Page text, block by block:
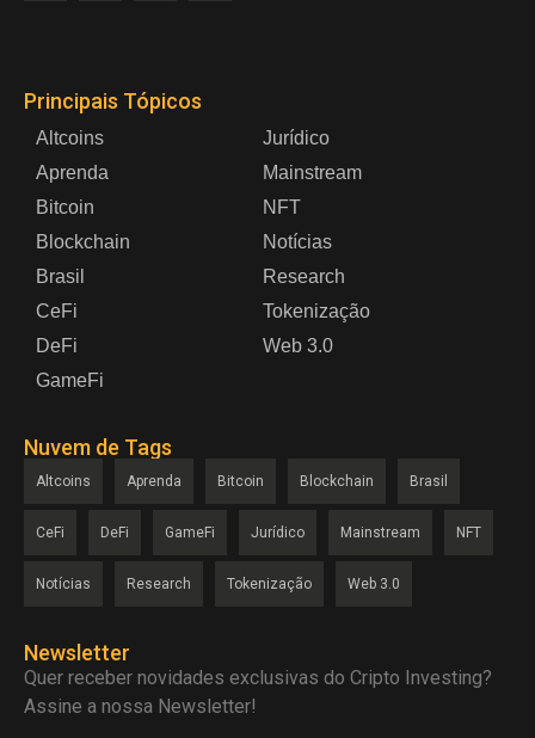
Principais Tópicos
Altcoins
Aprenda
Bitcoin
Blockchain
Brasil
CeFi
DeFi
GameFi
Jurídico
Mainstream
NFT
Notícias
Research
Tokenização
Web 3.0
Nuvem de Tags
Altcoins Aprenda Bitcoin Blockchain Brasil
CeFi DeFi GameFi Jurídico Mainstream NFT
Notícias Research Tokenização Web 3.0
Newsletter
Quer receber novidades exclusivas do Cripto Investing?
Assine a nossa Newsletter!